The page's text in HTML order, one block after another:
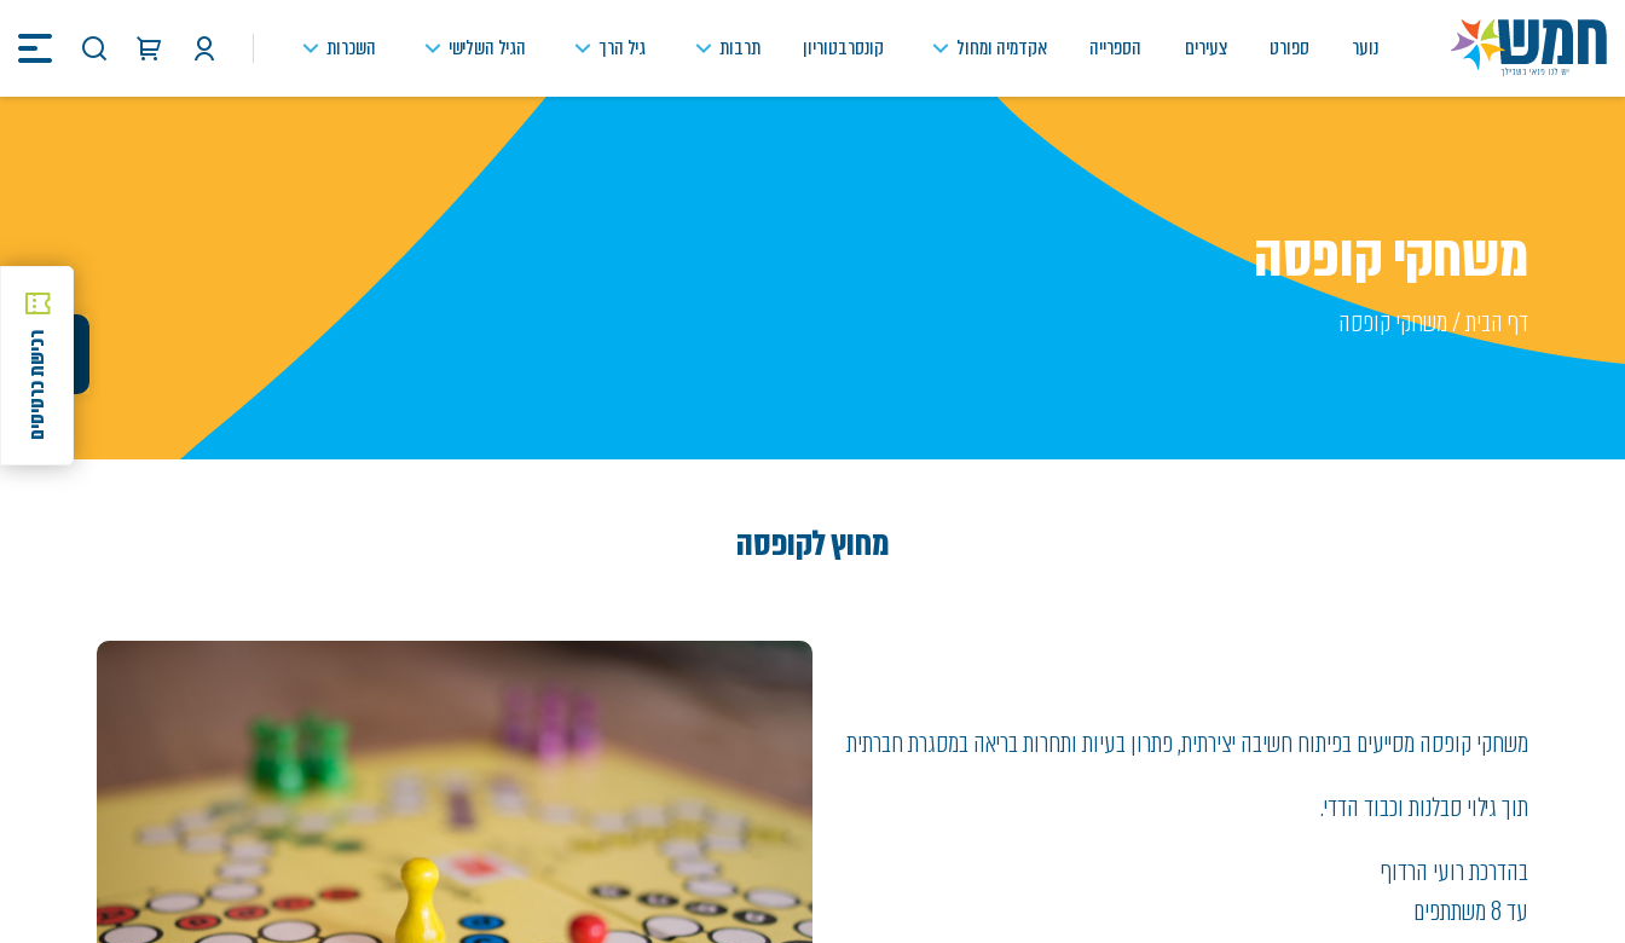
נוער ספורט צעירים הספרייה אקדמיה ומחול קונסרבטוריון תרבות גיל הרך הגיל השלישי השכרות
חיפוש
משחקי קופסה
דף הבית/משחקי קופסה
שיתוף
רכישת כרטיסים
מחוץ לקופסה
משחקי קופסה מסייעים בפיתוח חשיבה יצירתית, פתרון בעיות ותחרות בריאה במסגרת חברתית
תוך גילוי סבלנות וכבוד הדדי.
בהדרכת רועי הרדוף
עד 8 משתתפים